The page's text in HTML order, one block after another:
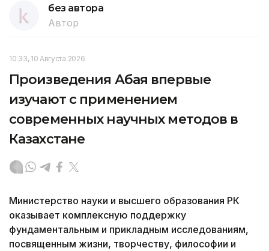
без автора
Автор
10:33, 10 Августа 2026
Произведения Абая впервые
изучают с применением
современных научных методов в
Казахстане
Министерство науки и высшего образования РК
оказывает комплексную поддержку
фундаментальным и прикладным исследованиям,
посвященным жизни, творчеству, философии и